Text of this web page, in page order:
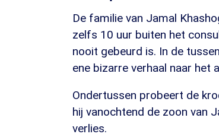
De familie van Jamal
zelfs 10 uur buiten het
nooit gebeurd is. In de
ene bizarre verhaal naar het
Ondertussen probeert de
hij vanochtend de zoon van
verlies.